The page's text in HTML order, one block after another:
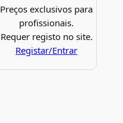
Preços exclusivos para
profissionais.
Requer registo no site.
Registar/Entrar